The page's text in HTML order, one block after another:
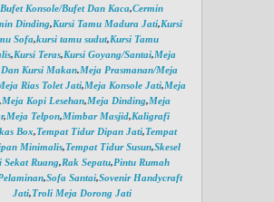
Bufet Konsole/Bufet Dan Kaca,Cermin
Dinding,Kursi Tamu Madura Jati,Kursi
Sofa,kursi tamu sudut,Kursi Tamu
,Kursi Teras,Kursi Goyang/Santai,Meja
Kursi Makan.Meja Prasmanan/Meja
Rias Tolet Jati,Meja Konsole Jati,Meja
Meja Kopi Lesehan,Meja Dinding,Meja
,Meja Telpon,Mimbar Masjid,Kaligrafi
Box,Tempat Tidur Dipan Jati,Tempat
Minimalis,Tempat Tidur Susun,Skesel
Sekat Ruang,Rak Sepatu,Pintu Rumah
,Sofa Santai,Sovenir Handycraft
Jati,Troli Meja Dorong Jati